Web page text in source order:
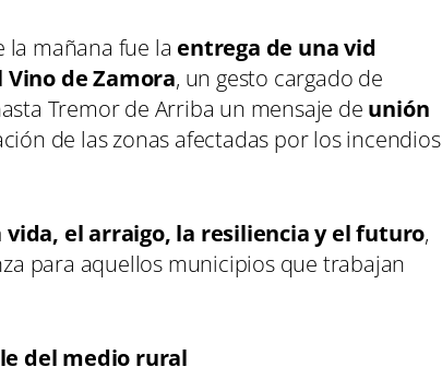
la mañana fue la entrega de una vid
de Zamora, un gesto cargado de
Tremor de Arriba un mensaje de unión
de las zonas afectadas por los incendios
vida, el arraigo, la resiliencia y el futuro,
para aquellos municipios que trabajan
del medio rural